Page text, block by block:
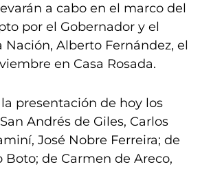
a cabo en el marco del
por el Gobernador y el
Alberto Fernández, el
en Casa Rosada.
presentación de hoy los
Andrés de Giles, Carlos
José Nobre Ferreira; de
Boto; de Carmen de Areco,